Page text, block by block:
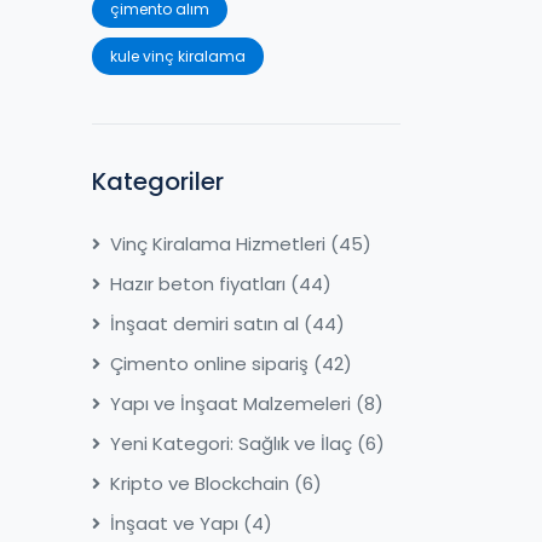
çimento alım
kule vinç kiralama
Kategoriler
Vinç Kiralama Hizmetleri (45)
Hazır beton fiyatları (44)
İnşaat demiri satın al (44)
Çimento online sipariş (42)
Yapı ve İnşaat Malzemeleri (8)
Yeni Kategori: Sağlık ve İlaç (6)
Kripto ve Blockchain (6)
İnşaat ve Yapı (4)